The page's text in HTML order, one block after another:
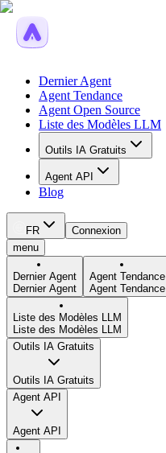
Dernier Agent
Agent Tendance
Agent Open Source
Liste des Modèles LLM
Outils IA Gratuits
Agent API
Blog
FR
Connexion
menu
Dernier Agent
Dernier Agent
Agent Tendance
Agent Tendance
Liste des Modèles LLM
Liste des Modèles LLM
Outils IA Gratuits
Outils IA Gratuits
Agent API
Agent API